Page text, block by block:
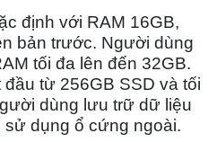
định với RAM 16GB,
bản trước. Người dùng
tối đa lên đến 32GB.
từ 256GB SSD và tối
dùng lưu trữ dữ liệu
dụng ổ cứng ngoài.